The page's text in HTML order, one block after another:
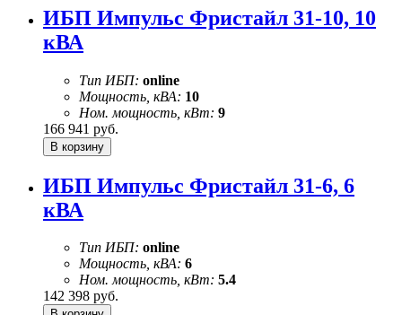
ИБП Импульс Фристайл 31-10, 10
кВА
Тип ИБП: online
Мощность, кВА: 10
Ном. мощность, кВт: 9
166 941 руб.
ИБП Импульс Фристайл 31-6, 6
кВА
Тип ИБП: online
Мощность, кВА: 6
Ном. мощность, кВт: 5.4
142 398 руб.